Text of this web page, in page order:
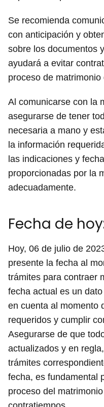
Se recomienda
con anticipación y
sobre los documentos
ayudará a evitar
proceso de matrimonio
Al comunicarse con la
asegurarse de tener
necesaria a mano y
la información
las indicaciones y
proporcionadas por la
adecuadamente.
Fecha de
Hoy, 06 de julio de
presente la fecha al
trámites para contraer
fecha actual es un
en cuenta al momento
requeridos y cumplir
Asegurarse de que
actualizados y en
trámites
fecha, es fundamental
proceso del